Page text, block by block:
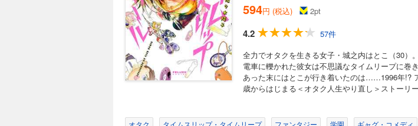
594円 (税込) 2pt
4.2
57件
全力でオタクを生きる女子・城之内はとこ（30）
電車に轢かれた彼女は不思議なタイムリープに巻
あった末にはとこが行き着いたのは……1996年!?
歳からはじまる＜オタク人生やり直し＞ストーリ
オタク タイムスリップ・タイムリープ ファンタジー 学園 ギャグ・コメディ